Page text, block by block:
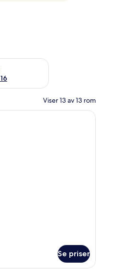
helg, aug. 14 - aug. 16
Viser 13 av 13 rom
og dundyner
Se priser